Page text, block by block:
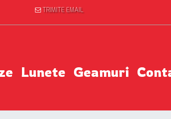
TRIMITE EMAIL
Lunete Geamuri